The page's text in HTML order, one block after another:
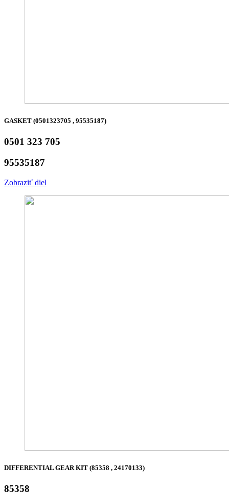
GASKET (0501323705 , 95535187)
0501 323 705
95535187
Zobraziť diel
DIFFERENTIAL GEAR KIT (85358 , 24170133)
85358